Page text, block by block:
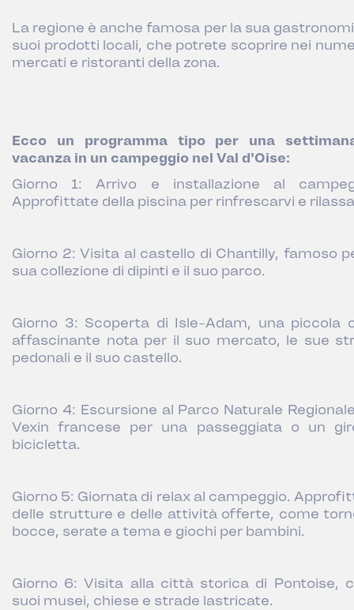
La regione è anche famosa per la sua
suoi prodotti locali, che potrete scoprire nei
mercati e ristoranti della zona.
Ecco un programma tipo per una
vacanza in un campeggio nel Val d'Oise:
Giorno 1: Arrivo e installazione al
Approfittate della piscina per rinfrescarvi e
Giorno 2: Visita al castello di Chantilly, famoso
sua collezione di dipinti e il suo parco.
Giorno 3: Scoperta di Isle-Adam, una piccola
affascinante nota per il suo mercato, le sue
pedonali e il suo castello.
Giorno 4: Escursione al Parco Naturale
Vexin francese per una passeggiata o un
bicicletta.
Giorno 5: Giornata di relax al campeggio.
delle strutture e delle attività offerte, come
bocce, serate a tema e giochi per bambini.
Giorno 6: Visita alla città storica di Pontoise,
suoi musei, chiese e strade lastricate.